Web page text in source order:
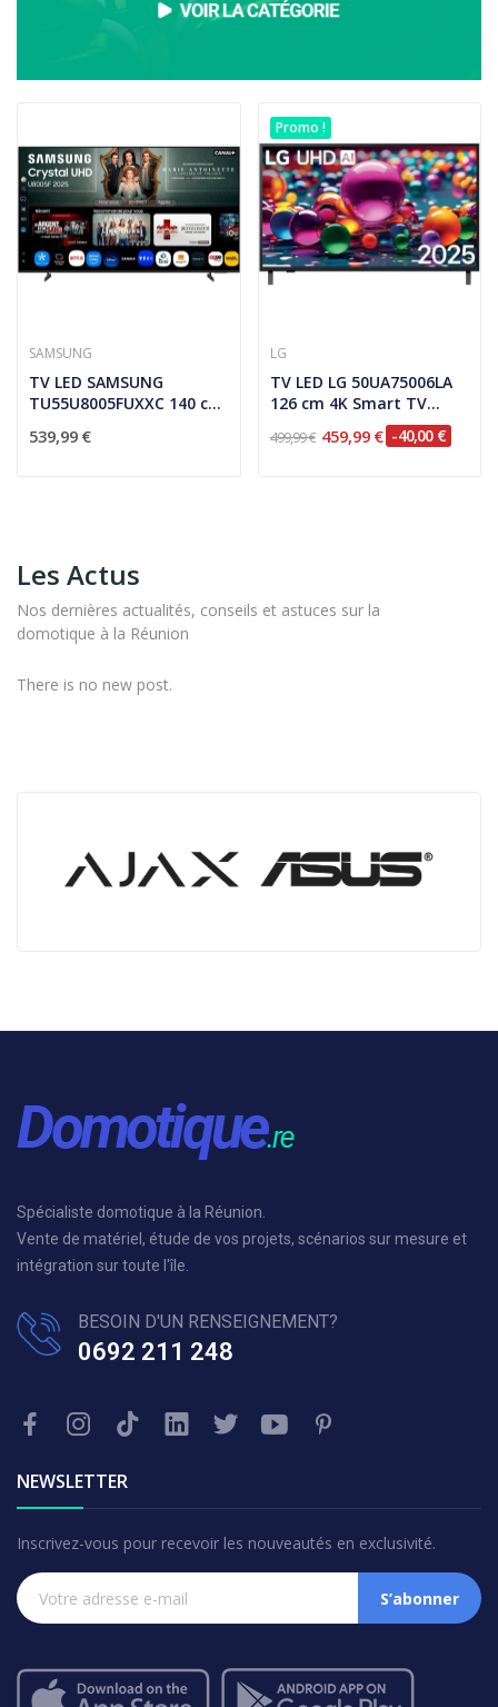
SAMSUNG
TV LED SAMSUNG
TU55U8005FUXXC 140 cm
539,99 €
Promo !
LG
TV LED LG 50UA75006LA
126 cm 4K Smart TV
499,99 € 459,99 € -40,00 €
Les Actus
Nos dernières actualités, conseils et astuces sur la
domotique à la Réunion
There is no new post.
Spécialiste domotique à la Réunion.
Vente de matériel, étude de vos projets, scénarios sur mesure et
intégration sur toute l'île.
BESOIN D'UN RENSEIGNEMENT?
0692 211 248
NEWSLETTER
Inscrivez-vous pour recevoir les nouveautés en exclusivité.
S’abonner